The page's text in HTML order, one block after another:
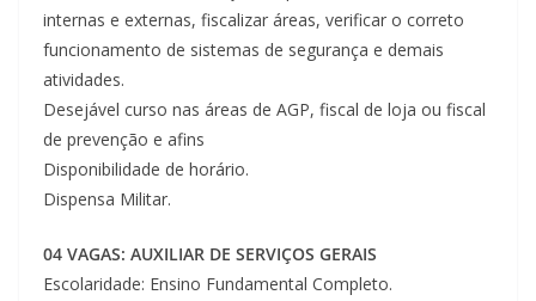
internas e externas, fiscalizar áreas, verificar o correto
funcionamento de sistemas de segurança e demais
atividades.
Desejável curso nas áreas de AGP, fiscal de loja ou fiscal
de prevenção e afins
Disponibilidade de horário.
Dispensa Militar.
04 VAGAS: AUXILIAR DE SERVIÇOS GERAIS
Escolaridade: Ensino Fundamental Completo.